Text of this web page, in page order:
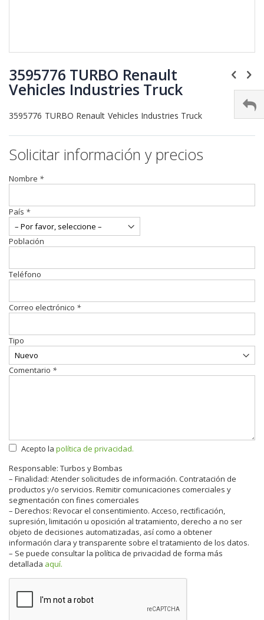
3595776 TURBO Renault
Vehicles Industries Truck
3595776 TURBO Renault Vehicles Industries Truck
Solicitar información y precios
Nombre *
País *
Población
Teléfono
Correo electrónico *
Tipo
Comentario *
Acepto la política de privacidad.
Responsable: Turbos y Bombas
– Finalidad: Atender solicitudes de información. Contratación de
productos y/o servicios. Remitir comunicaciones comerciales y
segmentación con fines comerciales
– Derechos: Revocar el consentimiento. Acceso, rectificación,
supresión, limitación u oposición al tratamiento, derecho a no ser
objeto de decisiones automatizadas, así como a obtener
información clara y transparente sobre el tratamiento de los datos.
– Se puede consultar la política de privacidad de forma más
detallada aquí.
al
comienzo
de
galería
de